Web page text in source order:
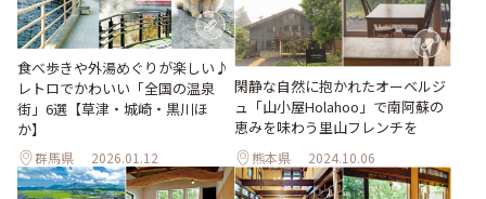
食べ歩きや外湯めぐりが楽しい♪
レトロでかわいい「全国の温泉
街」6選【草津・城崎・黒川ほ
か】
群馬県 2026.01.12
閑静な自然に抱かれたオーベルジ
ュ「山小屋Holahoo」で南阿蘇の
恵みを味わう里山フレンチを
熊本県 2024.10.06